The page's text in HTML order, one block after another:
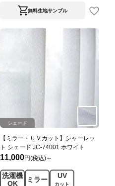
無料生地サンプル
シェード
【ミラー・ＵＶカット】シャーレッ
ト シェード JC-74001 ホワイト
11,000円(税込)～
洗濯機
OK
ミラー UV
カット